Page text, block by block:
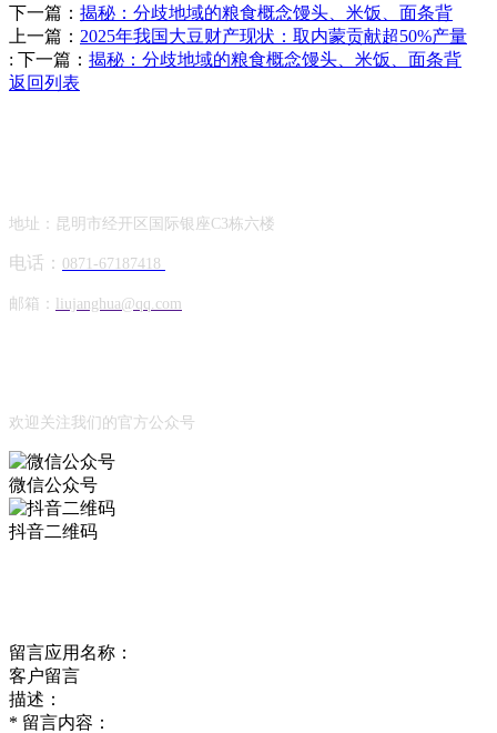
下一篇： 揭秘：分歧地域的粮食概念馒头、米饭、面条背
上一篇： 2025年我国大豆财产现状：取内蒙贡献超50%产量
: 下一篇： 揭秘：分歧地域的粮食概念馒头、米饭、面条背
返回列表
地址：昆明市经开区国际银座C3栋六楼
电话： 0871-67187418
邮箱： liujanghua@qq.com
欢迎关注我们的官方公众号
微信公众号
抖音二维码
留言应用名称：
客户留言
描述：
* 留言内容：